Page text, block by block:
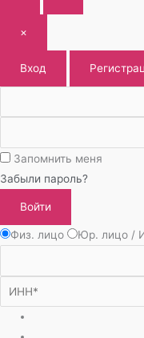
×
Вход
Запомнить меня
Забыли пароль?
Войти
Физ. лицо Юр. лицо /